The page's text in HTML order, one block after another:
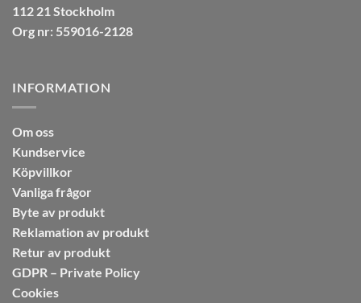
112 21 Stockholm
Org nr: 559016-2128
INFORMATION
Om oss
Kundservice
Köpvillkor
Vanliga frågor
Byte av produkt
Reklamation av produkt
Retur av produkt
GDPR – Private Policy
Cookies